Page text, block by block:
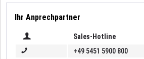
Ihr Anprechpartner
Sales-Hotline
+49 5451 5900 800